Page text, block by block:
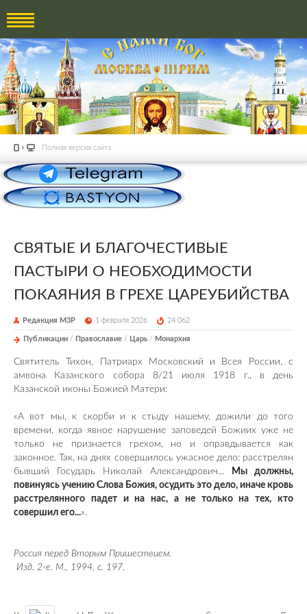
Полная версия сайта
СВЯТЫЕ И БЛАГОЧЕСТИВЫЕ
ПАСТЫРИ О НЕОБХОДИМОСТИ
ПОКАЯНИЯ В ГРЕХЕ ЦАРЕУБИЙСТВА
Редакция М3Р 1 февраля 2026 24 062
Публикации / Православие / Царь / Монархия
Святитель Тихон, Патриарх Московский и Всея России, с
амвона Казанского собора 8/21 июля 1918 г., в день
Казанской иконы Божией Матери:
«А вот мы, к скорби и к стыду нашему, дожили до того
времени, когда явное нарушение заповедей Божиих уже не
только не признается грехом, но и оправдывается как
законное. Так, на днях совершилось ужасное дело: расстрелян
бывший Государь Николай Александрович...
Мы должны,
повинуясь учению Слова Божия, осудить это дело, иначе кровь
расстрелянного падет и на нас, а не только на тех, кто
совершил его...».
Россия перед Вторым Пришествием.
Изд. 2-е. М., 1994, с. 197.